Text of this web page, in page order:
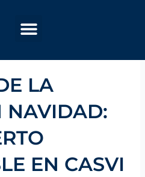
LA
NAVIDAD:
EN CASVI